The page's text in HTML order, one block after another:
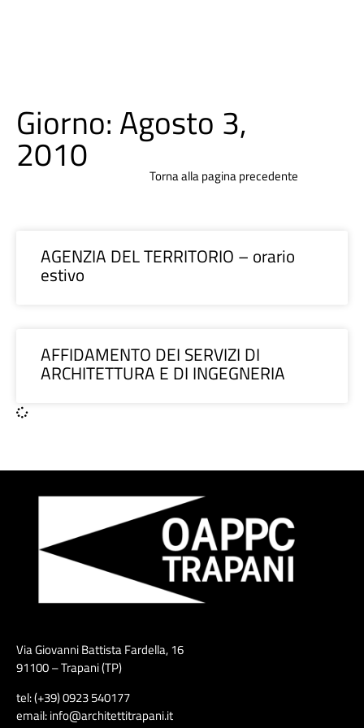
Giorno: Agosto 3,
2010 Torna alla pagina precedente
AGENZIA DEL TERRITORIO – orario
estivo
AFFIDAMENTO DEI SERVIZI DI
ARCHITETTURA E DI INGEGNERIA
Via Giovanni Battista Fardella, 16
91100 – Trapani (TP)
tel: (+39) 0923 540177
email: info@architettitrapani.it